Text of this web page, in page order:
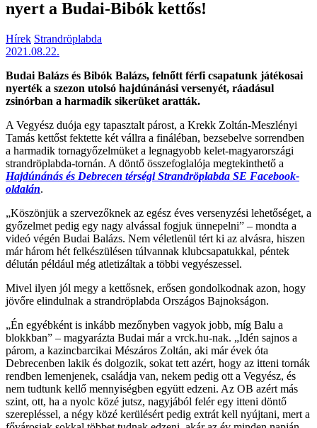
nyert a Budai-Bibók kettős!
Hírek Strandröplabda
2021.08.22.
Budai Balázs és Bibók Balázs, felnőtt férfi csapatunk játékosai
nyerték a szezon utolsó hajdúnánási versenyét, ráadásul
zsinórban a harmadik sikerüket aratták.
A Vegyész duója egy tapasztalt párost, a Krekk Zoltán-Meszlényi
Tamás kettőst fektette két vállra a fináléban, bezsebelve sorrendben
a harmadik tornagyőzelmüket a legnagyobb kelet-magyarországi
strandröplabda-tornán. A döntő összefoglalója megtekinthető a
Hajdúnánás és Debrecen térségi Strandröplabda SE Facebook-
oldalán.
„Köszönjük a szervezőknek az egész éves versenyzési lehetőséget, a
győzelmet pedig egy nagy alvással fogjuk ünnepelni” – mondta a
videó végén Budai Balázs. Nem véletlenül tért ki az alvásra, hiszen
már három hét felkészülésen túlvannak klubcsapatukkal, péntek
délután például még atletizáltak a többi vegyészessel.
Mivel ilyen jól megy a kettősnek, erősen gondolkodnak azon, hogy
jövőre elindulnak a strandröplabda Országos Bajnokságon.
„Én egyébként is inkább mezőnyben vagyok jobb, míg Balu a
blokkban” – magyarázta Budai már a vrck.hu-nak. „Idén sajnos a
párom, a kazincbarcikai Mészáros Zoltán, aki már évek óta
Debrecenben lakik és dolgozik, sokat tett azért, hogy az itteni tornák
rendben lemenjenek, családja van, nekem pedig ott a Vegyész, és
nem tudtunk kellő mennyiségben együtt edzeni. Az OB azért más
szint, ott, ha a nyolc közé jutsz, nagyjából felér egy itteni döntő
szerepléssel, a négy közé kerülésért pedig extrát kell nyújtani, mert a